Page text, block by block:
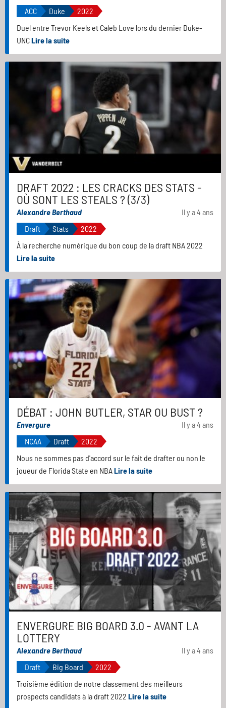
ACC
Duke
2022
Duel entre Trevor Keels et Caleb Love lors du dernier Duke-
UNCLire la suite
DRAFT 2022 : LES CRACKS DES STATS -
OÙ SONT LES STEALS ? (3/3)
Alexandre Berthaud
Il y a 4 ans
Draft
Stats
2022
À la recherche numérique du bon coup de la draft NBA 2022
Lire la suite
DÉBAT : JOHN BUTLER, STAR OU BUST ?
Envergure
Il y a 4 ans
NCAA
Draft
2022
Nous ne sommes pas d'accord sur le fait de drafter ou non le
joueur de Florida State en NBALire la suite
ENVERGURE BIG BOARD 3.0 - AVANT LA
LOTTERY
Alexandre Berthaud
Il y a 4 ans
Draft
Big Board
2022
Troisième édition de notre classement des meilleurs
prospects candidats à la draft 2022 Lire la suite